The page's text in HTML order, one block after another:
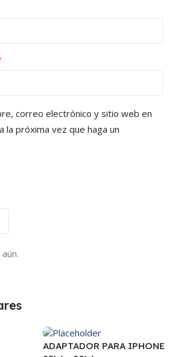
correo electrónico y sitio web en
la próxima vez que haga un
ADAPTADOR PARA IPHONE